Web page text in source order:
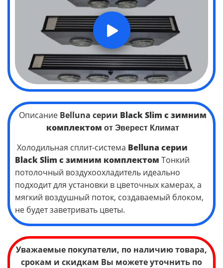
Описание Belluna серии Black Slim с зимним
комплектом от Эверест Климат
Холодильная сплит-система Belluna серии
Black Slim с зимним комплектом Тонкий
потолочный воздухоохладитель идеально
подходит для установки в цветочных камерах, а
мягкий воздушный поток, создаваемый блоком,
не будет заветривать цветы.
Уважаемые покупатели, по наличию товара,
срокам и скидкам Вы можете уточнить по